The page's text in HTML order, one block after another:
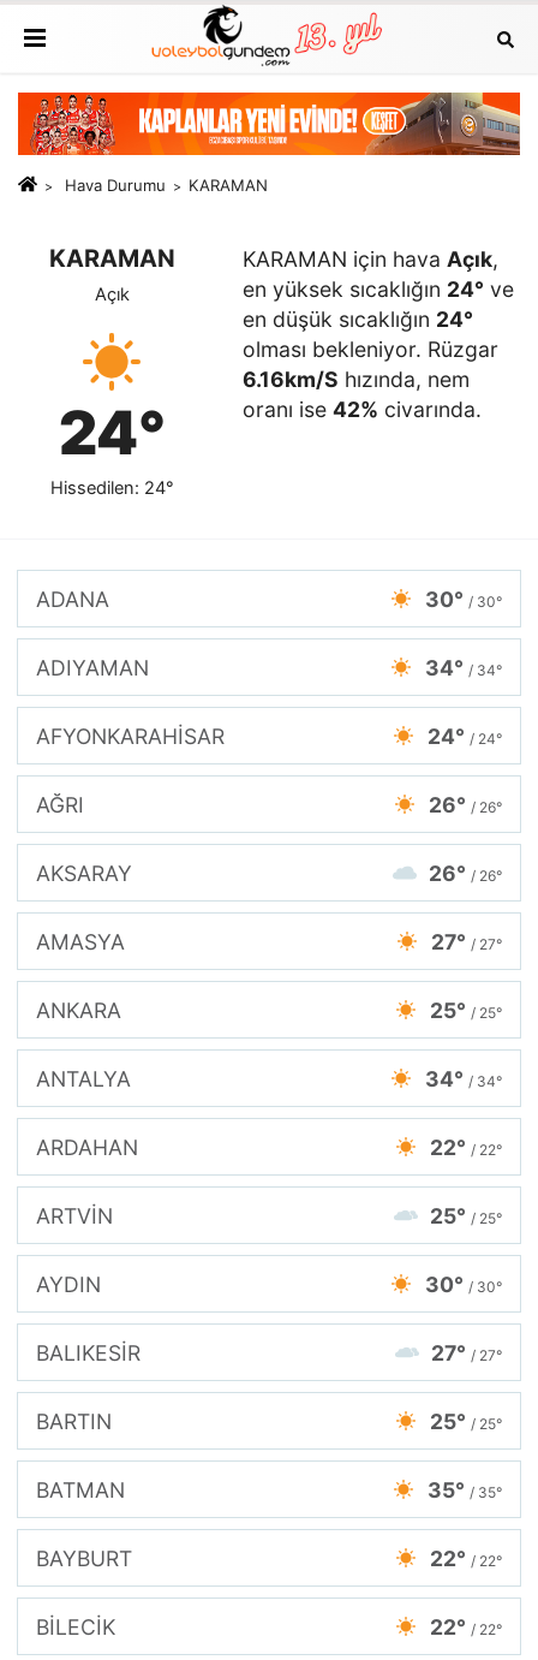
Hava Durumu KARAMAN
KARAMAN
Açık
24°
Hissedilen: 24°
KARAMAN için hava Açık,
en yüksek sıcaklığın 24° ve
en düşük sıcaklığın 24°
olması bekleniyor. Rüzgar
6.16km/S hızında, nem
oranı ise 42% civarında.
ADANA 30° / 30°
ADIYAMAN 34° / 34°
AFYONKARAHİSAR 24° / 24°
AĞRI 26° / 26°
AKSARAY 26° / 26°
AMASYA 27° / 27°
ANKARA 25° / 25°
ANTALYA 34° / 34°
ARDAHAN 22° / 22°
ARTVİN 25° / 25°
AYDIN 30° / 30°
BALIKESİR 27° / 27°
BARTIN 25° / 25°
BATMAN 35° / 35°
BAYBURT 22° / 22°
BİLECİK 22° / 22°